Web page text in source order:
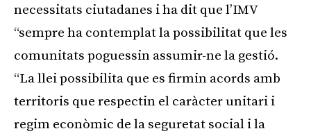
necessitats ciutadanes i ha dit que l’IMV
“sempre ha contemplat la possibilitat que les
comunitats poguessin assumir-ne la gestió.
“La llei possibilita que es firmin acords amb
territoris que respectin el caràcter unitari i
regim econòmic de la seguretat social i la